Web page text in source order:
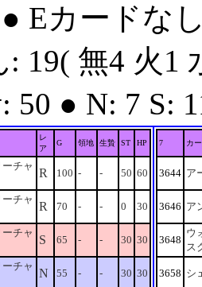
Eカードな
19( 無4 火1
50 ● N: 7 S:
レ
ア
G 領地 生贄 ST HP
ーチャ
R 100 - - 50 60
ーチャ
R 70 - - 0 30
ーチャ
S 65 - - 30 30
ーチャ
N 55 - - 30 30
7 カ
3644 ア
3646 ア
3648
ウ
ス
3658 シ